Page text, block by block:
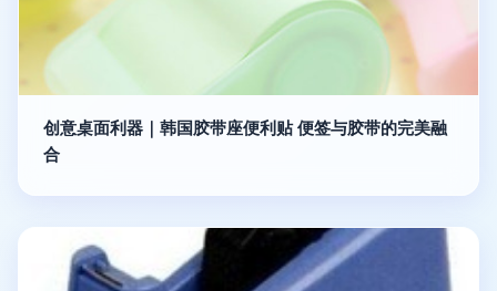
创意桌面利器｜韩国胶带座便利贴 便签与胶带的完美融
合